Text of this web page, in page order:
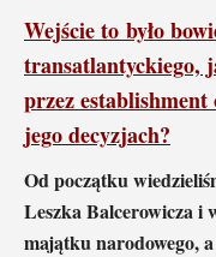
Wejście to było
transatlantyckiego,
przez establishment
jego decyzjach?
Od początku
Leszka Balcerowicza i
majątku narodowego,